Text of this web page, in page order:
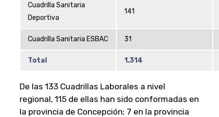
Cuadrilla Sanitaria
Deportiva
141
Cuadrilla Sanitaria ESBAC 31
Total 1.314
De las 133 Cuadrillas Laborales a nivel
regional, 115 de ellas han sido conformadas en
la provincia de Concepción; 7 en la provincia